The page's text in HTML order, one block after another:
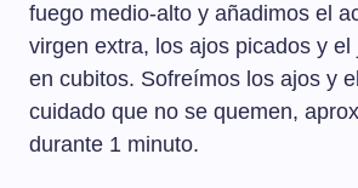
fuego medio-alto y añadimos el
virgen extra, los ajos picados y
en cubitos. Sofreímos los ajos y
cuidado que no se quemen,
durante 1 minuto.